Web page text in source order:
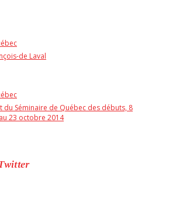
de Laval
du Séminaire de Québec des débuts, 8
23 octobre 2014